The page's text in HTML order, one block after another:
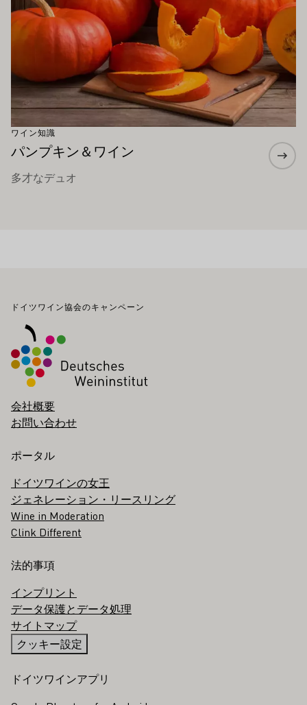
ワイン知識
パンプキン＆ワイン
多才なデュオ
フッター
ドイツワイン協会のキャンペーン
会社概要
お問い合わせ
ポータル
ドイツワインの女王
ジェネレーション・リースリング
Wine in Moderation
Clink Different
法的事項
インプリント
データ保護とデータ処理
サイトマップ
クッキー設定
ドイツワインアプリ